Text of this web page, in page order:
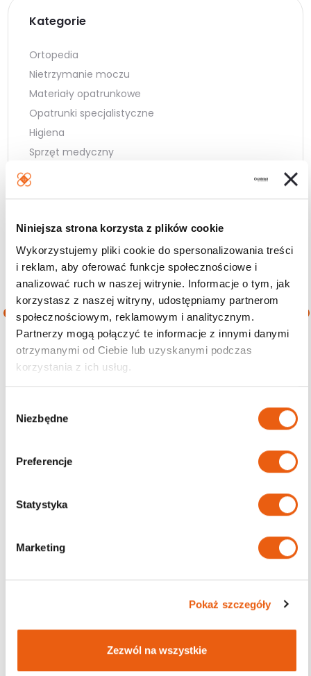
Niniejsza strona korzysta z plików cookie
Wykorzystujemy pliki cookie do spersonalizowania treści
i reklam, aby oferować funkcje społecznościowe i
analizować ruch w naszej witrynie. Informacje o tym, jak
korzystasz z naszej witryny, udostępniamy partnerom
społecznościowym, reklamowym i analitycznym.
Partnerzy mogą połączyć te informacje z innymi danymi
otrzymanymi od Ciebie lub uzyskanymi podczas
korzystania z ich usług.
Niezbędne
Preferencje
Statystyka
Marketing
Pokaż szczegóły
Zezwól na wszystkie
Kategorie
Ortopedia
Nietrzymanie moczu
Materiały opatrunkowe
Opatrunki specjalistyczne
Higiena
Sprzęt medyczny
Kompresjoterapia
Rehabilitacja
Wielopaki
Filtruj wg ceny
Cena
min.
Cena
maks.
Filtruj
Cena: 0 zł—190 zł